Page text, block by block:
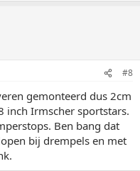
#8
gemonteerd dus 2cm
inch Irmscher sportstars.
Ben bang dat
bij drempels en met